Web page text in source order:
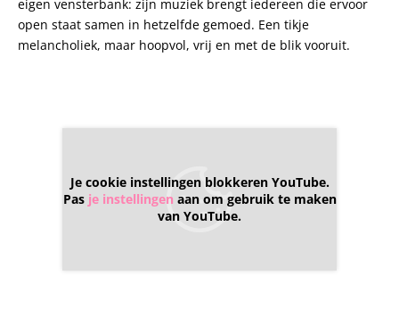
eigen vensterbank: zijn muziek brengt iedereen die ervoor
open staat samen in hetzelfde gemoed. Een tikje
melancholiek, maar hoopvol, vrij en met de blik vooruit.
Je cookie instellingen blokkeren YouTube.
Pas je instellingen aan om gebruik te maken
van YouTube.